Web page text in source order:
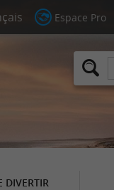
Espace Pro
DIVERTIR